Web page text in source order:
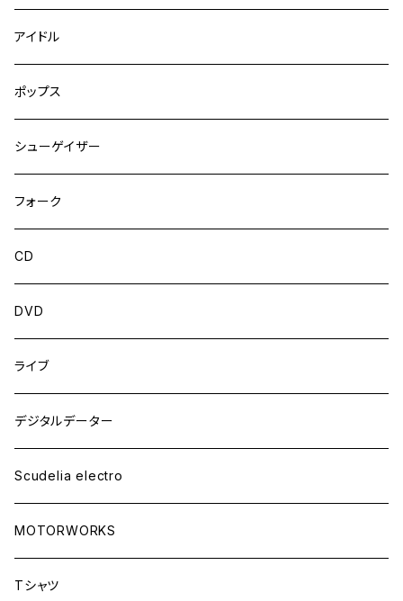
アイドル
ポップス
シューゲイザー
フォーク
CD
DVD
ライブ
デジタルデーター
Scudelia electro
MOTORWORKS
Tシャツ